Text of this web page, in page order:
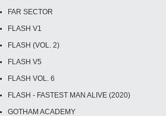
FAR SECTOR
FLASH V1
FLASH (VOL. 2)
FLASH V5
FLASH VOL. 6
FLASH - FASTEST MAN ALIVE (2020)
GOTHAM ACADEMY